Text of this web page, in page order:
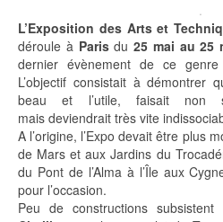
.
L’Exposition des Arts et
déroule à Parisdu 25 mai au 25
dernier évènement de ce
L’objectif consistait à démontrer
beau et l’utile, faisait non
mais deviendrait très vite
A l’origine, l’Expo devait être plus
de Mars et aux Jardins du
du Pont de l’Alma à l’Île aux
pour l’occasion.
Peu de constructions subsistent